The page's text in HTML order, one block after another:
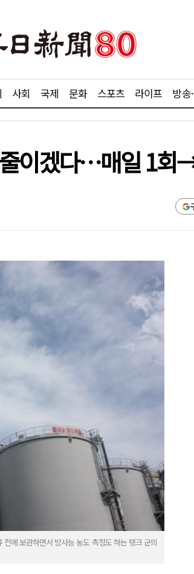
사회 국제 문화 스포츠 라이프 방송
이겠다…매일 1
에 보관하면서 방사능 농도 측정도 하는 탱크 군의